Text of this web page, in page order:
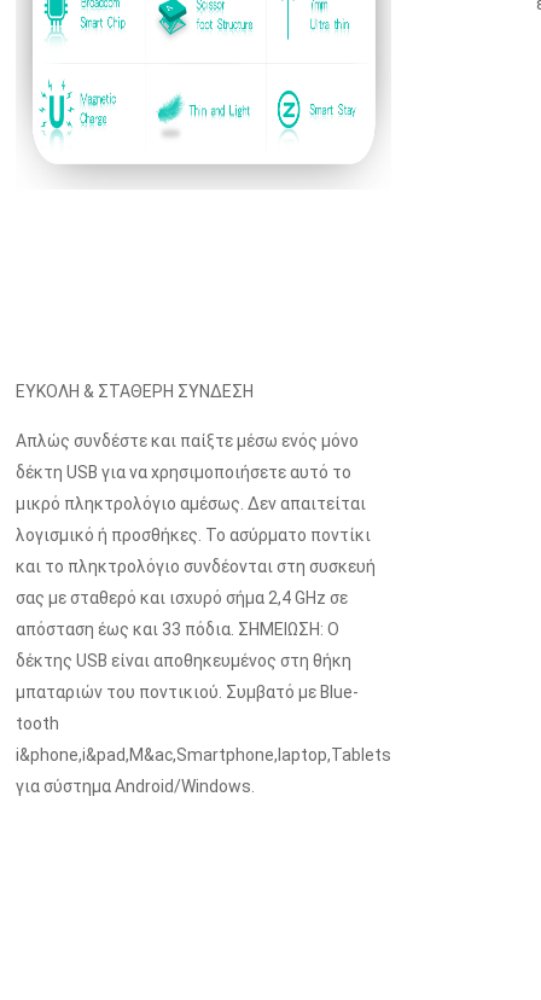
ΕΥΚΟΛΗ & ΣΤΑΘΕΡΗ ΣΥΝΔΕΣΗ
Απλώς συνδέστε και παίξτε μέσω ενός μόνο
δέκτη USB για να χρησιμοποιήσετε αυτό το
μικρό πληκτρολόγιο αμέσως. Δεν απαιτείται
λογισμικό ή προσθήκες. Το ασύρματο ποντίκι
και το πληκτρολόγιο συνδέονται στη συσκευή
σας με σταθερό και ισχυρό σήμα 2,4 GHz σε
απόσταση έως και 33 πόδια. ΣΗΜΕΙΩΣΗ: Ο
δέκτης USB είναι αποθηκευμένος στη θήκη
μπαταριών του ποντικιού. Συμβατό με BIue-
tooth
i&phone,i&pad,M&ac,Smartphone,laptop,Tablets
για σύστημα Android/Windows.